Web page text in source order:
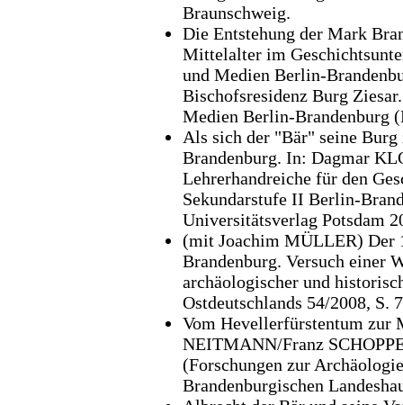
Braunschweig.
Die Entstehung der Mark
Mittelalter im
und Medien Berlin-
Bischofsresidenz Burg
Medien Berlin-Brandenburg
Als sich der "Bär" seine
Brandenburg. In: Dagmar
Lehrerhandreiche für den
Sekundarstufe II Berlin-
Universitätsverlag Potsdam
(mit Joachim MÜLLER) Der
Brandenburg. Versuch einer
archäologischer und
Ostdeutschlands 54/2008, S.
Vom Hevellerfürstentum zur
NEITMANN/Franz
(Forschungen zur
Brandenburgischen